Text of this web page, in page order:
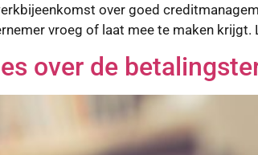
over goed
vroeg of laat mee te maken
over de